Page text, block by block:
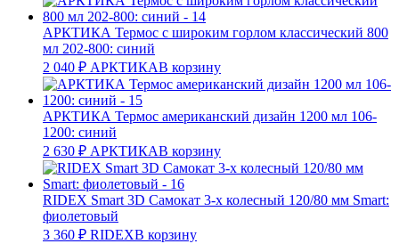
АРКТИКА Термос с широким горлом классический 800
мл 202-800: синий
2 040 ₽ АРКТИКАВ корзину
АРКТИКА Термос американский дизайн 1200 мл 106-
1200: синий
2 630 ₽ АРКТИКАВ корзину
RIDEX Smart 3D Самокат 3-х колесный 120/80 мм Smart:
фиолетовый
3 360 ₽ RIDEXВ корзину